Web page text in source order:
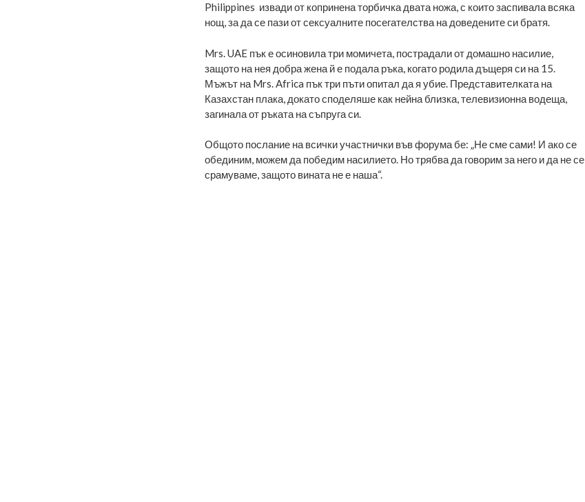
Philippines извади от копринена торбичка двата ножа, с които заспивала всяка
нощ, за да се пази от сексуалните посегателства на доведените си братя.
Mrs. UAE пък е осиновила три момичета, пострадали от домашно насилие,
защото на нея добра жена й е подала ръка, когато родила дъщеря си на 15.
Мъжът на Mrs. Africa пък три пъти опитал да я убие. Представителката на
Казахстан плака, докато споделяше как нейна близка, телевизионна водеща,
загинала от ръката на съпруга си.
Общото послание на всички участнички във форума бе: „Не сме сами! И ако се
обединим, можем да победим насилието. Но трябва да говорим за него и да не се
срамуваме, защото вината не е наша“.